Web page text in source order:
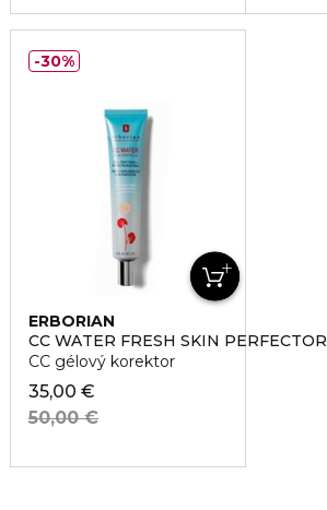
ERBORIAN
CC WATER FRESH SKIN PERFECTOR
CC gélový korektor
35,00 €
50,00 €
30%